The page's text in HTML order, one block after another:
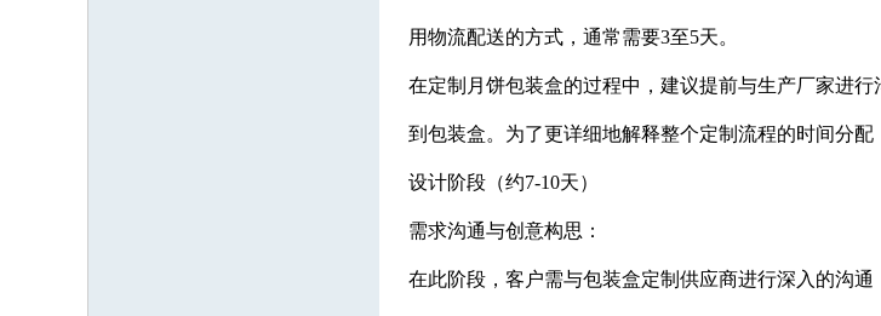
用物流配送的方式，通常需要3至5天。
在定制月饼包装盒的过程中，建议提前与生产厂家进
到包装盒。为了更详细地解释整个定制流程的时间分配
设计阶段（约7-10天）
需求沟通与创意构思：
在此阶段，客户需与包装盒定制供应商进行深入的沟